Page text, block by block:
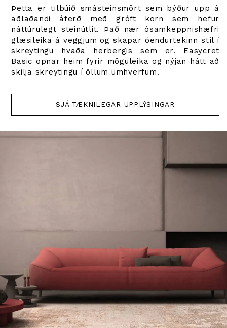
Þetta er tilbúið smásteinsmört sem býður upp á
aðlaðandi áferð með gróft korn sem hefur
náttúrulegt steinútlit. Það nær ósamkeppnishæfri
glæsileika á veggjum og skapar óendurtekinn stíl í
skreytingu hvaða herbergis sem er. Easycret
Basic opnar heim fyrir möguleika og nýjan hátt að
skilja skreytingu í öllum umhverfum.
SJÁ TÆKNILEGAR UPPLÝSINGAR